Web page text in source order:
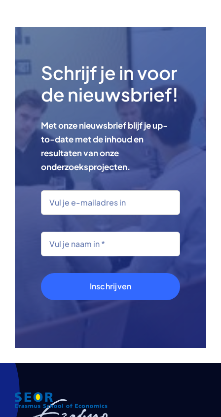
Schrijf je in voor
de nieuwsbrief!
Met onze nieuwsbrief blijf je up-
to-date met de inhoud en
resultaten van onze
onderzoeksprojecten.
Inschrijven